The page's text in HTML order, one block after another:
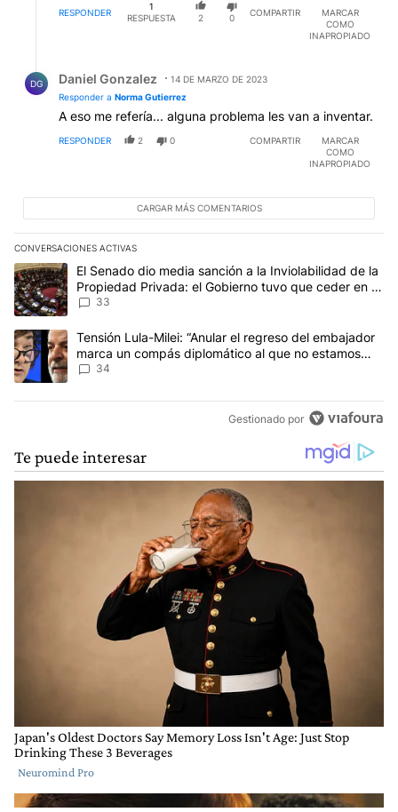
RESPONDER
1
RESPUESTA
2 0
COMPARTIR
MARCAR
COMO
INAPROPIADO
DG Daniel Gonzalez
14 DE MARZO DE 2023
Responder a Norma Gutierrez
A eso me refería... alguna problema les van a inventar.
RESPONDER 2 0 COMPARTIR
MARCAR
COMO
INAPROPIADO
CARGAR MÁS COMENTARIOS
CONVERSACIONES ACTIVAS
Este listado muestra los artículos con más comentarios en los
Un artículo de tendencia con el título "El Senado dio media
El Senado dio media sanción a la Inviolabilidad de la
Propiedad Privada: el Gobierno tuvo que ceder en la
Ley del Manejo del Fuego
33
Un artículo de tendencia con el título "Tensión Lula-Milei:
Tensión Lula-Milei: “Anular el regreso del embajador
marca un compás diplomático al que no estamos
acostumbrados"
34
Gestionado por